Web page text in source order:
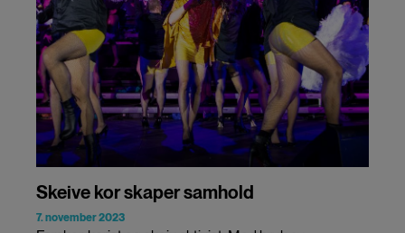
Skeive kor skaper samhold
7. november 2023